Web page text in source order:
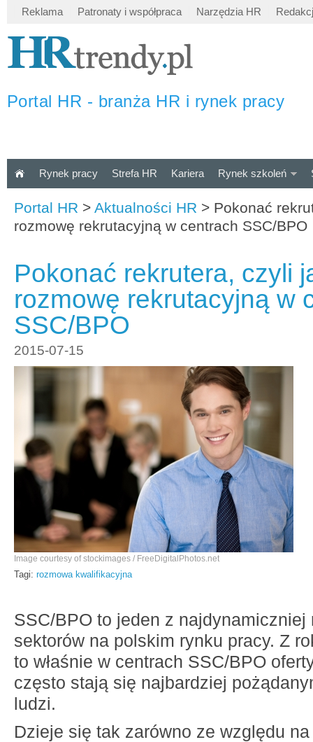
Reklama Patronaty i współpraca Narzędzia HR
Portal HR - branża HR i rynek pracy
Rynek pracy Strefa HR Kariera Rynek szkoleń
Portal HR > Aktualności HR > Pokonać
rozmowę rekrutacyjną w centrach SSC/BPO
Pokonać rekrutera, czyli
rozmowę rekrutacyjną w
SSC/BPO
2015-07-15
Image courtesy of stockimages / FreeDigitalPhotos.net
Tagi: rozmowa kwalifikacyjna
SSC/BPO to jeden z
sektorów na polskim rynku pracy. Z
to właśnie w centrach SSC/BPO
często stają się najbardziej
ludzi.
Dzieje się tak zarówno ze względu